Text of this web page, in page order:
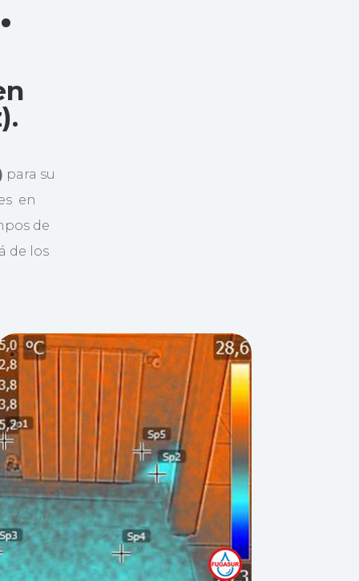
para su
en
de
de los